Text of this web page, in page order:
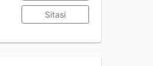
Sitasi